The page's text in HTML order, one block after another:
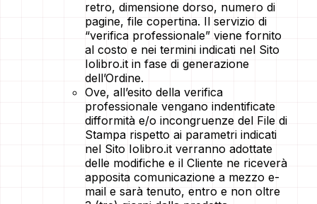
retro, dimensione dorso, numero di
pagine, file copertina. Il servizio di
“verifica professionale” viene fornito
al costo e nei termini indicati nel Sito
Iolibro.it in fase di generazione
dell’Ordine.
Ove, all’esito della verifica
professionale vengano indentificate
difformità e/o incongruenze del File di
Stampa rispetto ai parametri indicati
nel Sito Iolibro.it verranno adottate
delle modifiche e il Cliente ne riceverà
apposita comunicazione a mezzo e-
mail e sarà tenuto, entro e non oltre